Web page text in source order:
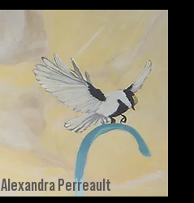
Alexandra Perreault